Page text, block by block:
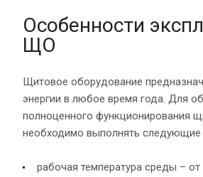
Особенности
ЩО
Щитовое оборудование
энергии в любое время года. Для
полноценного функционирования
необходимо выполнять следующие
рабочая температура среды –